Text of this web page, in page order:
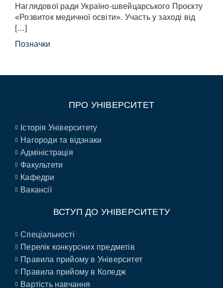
Наглядової ради Україно-швейцарського Проєкту
«Розвиток медичної освіти». Участь у заході від
[…]
Позначки
ПРО УНІВЕРСИТЕТ
Історія Університету
Нагороди та відзнаки
Адміністрація
Факультети
Кафедри
Вакансії
ВСТУП ДО УНІВЕРСИТЕТУ
Спеціальності
Перелік конкурсних предметів
Правила прийому в Університет
Правила прийому в Коледж
Вартість навчання